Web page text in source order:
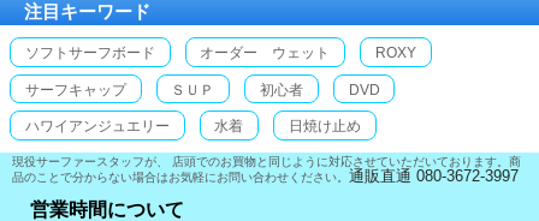
注目キーワード
ソフトサーフボード オーダー ウェット ROXY
サーフキャップ ＳＵＰ 初心者 DVD
ハワイアンジュエリー 水着 日焼け止め
現役サーファースタッフが、 店頭でのお買物と同じように対応させていただいております。商
品のことで分からない場合はお気軽にお問い合わせください。 通販直通 080-3672-3997
営業時間について